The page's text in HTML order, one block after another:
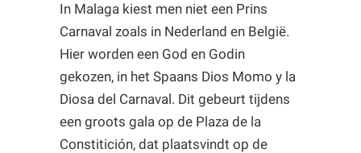
In Malaga kiest men niet een Prins
Carnaval zoals in Nederland en België.
Hier worden een God en Godin
gekozen, in het Spaans Dios Momo y la
Diosa del Carnaval. Dit gebeurt tijdens
een groots gala op de Plaza de la
Constitición, dat plaatsvindt op de